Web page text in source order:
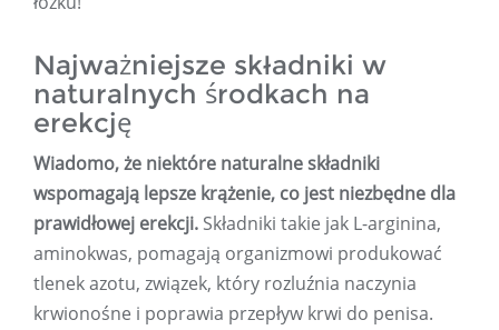
Najważniejsze składniki w
naturalnych środkach na
erekcję
Wiadomo, że niektóre naturalne składniki
wspomagają lepsze krążenie, co jest niezbędne dla
prawidłowej erekcji. Składniki takie jak L-arginina,
aminokwas, pomagają organizmowi produkować
tlenek azotu, związek, który rozluźnia naczynia
krwionośne i poprawia przepływ krwi do penisa.